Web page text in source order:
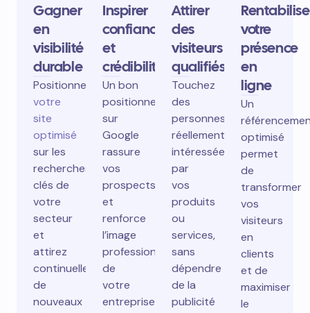
Gagner
en
visibilité
durable
Positionnez
votre
site
optimisé
sur les
recherches
clés de
votre
secteur
et
attirez
continuellement
de
nouveaux
Inspirer
confiance
et
crédibilité
Un bon
positionnement
sur
Google
rassure
vos
prospects
et
renforce
l’image
professionnelle
de
votre
entreprise.
Attirer
des
visiteurs
qualifiés
Touchez
des
personnes
réellement
intéressées
par
vos
produits
ou
services,
sans
dépendre
de la
publicité
votre
présence
en
ligne
Un
optimisé
permet
de
transformer
vos
visiteurs
en
clients
et de
maximiser
le